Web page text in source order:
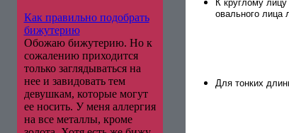
Как правильно подобрать
бижутерию
Обожаю бижутерию. Но к
сожалению приходится
только заглядываться на
нее и завидовать тем
девушкам, которые могут
ее носить. У меня аллергия
на все металлы, кроме
К круглому
овального лица
Для тонких